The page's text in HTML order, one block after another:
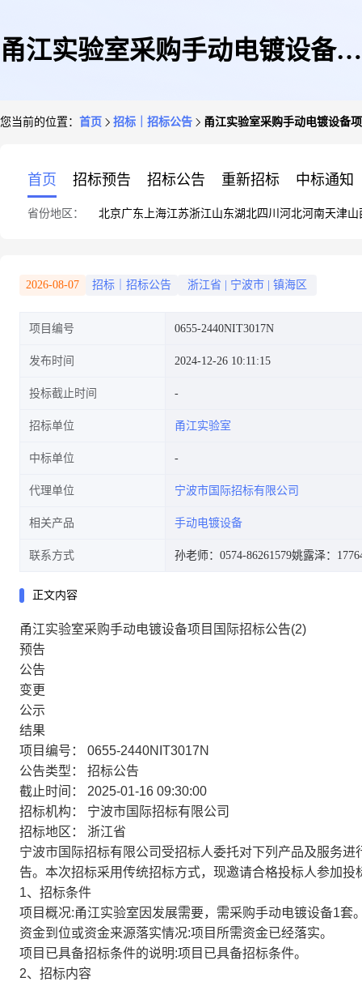
甬江实验室采购手动电镀设备项
您当前的位置： 首页 招标｜招标公告 甬江实验室采购手动电镀设备
首页 招标预告 招标公告 重新招标 中标通知
省份地区： 北京广东 上海江苏浙江山东湖北四川 河北河南天津山
2026-08-07 招标｜招标公告 浙江省 宁波市 镇海区
项目编号 0655-2440NIT3017N
发布时间 2024-12-26 10:11:15
投标截止时间
招标单位 甬江实验室
中标单位
代理单位 宁波市国际招标有限公司
相关产品 手动电镀设备
联系方式 孙老师：0574-86261579姚露泽：
正文内容
甬江实验室采购手动电镀设备项目国际招标公告(2)
预告
公告
变更
公示
结果
项目编号：
0655-2440NIT3017N
公告类型：
招标公告
截止时间：
2025-01-16 09:30:00
招标机构：
宁波市国际招标有限公司
招标地区：
浙江省
宁波市国际招标有限公司受招标人委托对下列产品及服务
告。本次招标采用传统招标方式，现邀请合格投标人参加投
1、招标条件
项目概况:甬江实验室因发展需要，需采购手动电镀设备1套
资金到位或资金来源落实情况:项目所需资金已经落实。
项目已具备招标条件的说明:项目已具备招标条件。
2、招标内容